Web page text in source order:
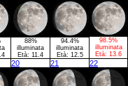
88%
illuminata
Età: 11.4
94.4%
illuminata
Età: 12.5
98.5%
illuminata
Età: 13.6
20 21 22